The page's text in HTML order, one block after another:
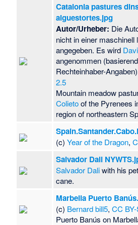
Catalonia pastures
aiguestortes.jpg
Autor/Urheber: Die
nicht in einer maschinell
angegeben. Es wird
angenommen
Rechteinhaber-
2.5
Mountain meadow
Colietoof the Pyrenees
region of northeastern
(c)Year of the Dragon,
Salvador Dali
Salvador Daliwith his
cane.
Marbella Puerto
(c) Bernard bill5,CC
Puerto Banús on